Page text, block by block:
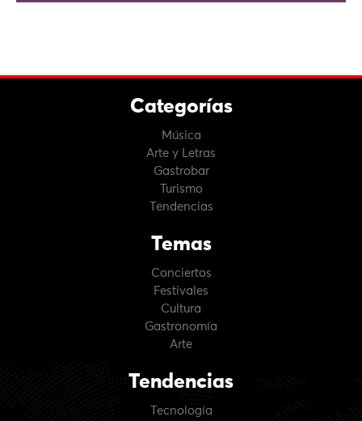
Categorías
Música
Arte y Letras
Gastrobar
Turismo
Tendencias
Temas
Conciertos
Festivales
Cultura
Gastronomía
Arte
Tendencias
Tecnología